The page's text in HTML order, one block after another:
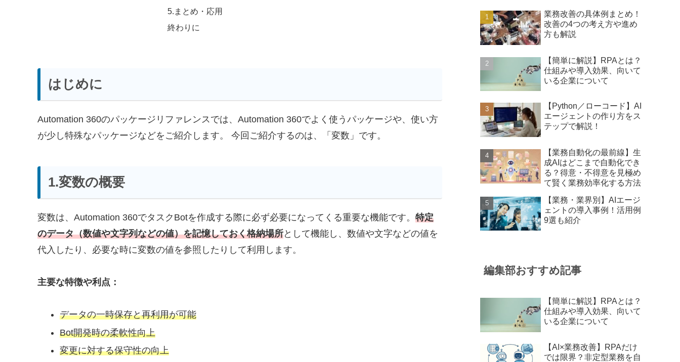
5.まとめ・応用
終わりに
はじめに
Automation 360のパッケージリファレンスでは、Automation 360でよく使うパッケージや、使い方
が少し特殊なパッケージなどをご紹介します。 今回ご紹介するのは、「変数」です。
1.変数の概要
変数は、Automation 360でタスクBotを作成する際に必ず必要になってくる重要な機能です。 特定
のデータ（数値や文字列などの値）を記憶しておく格納場所として機能し、数値や文字などの値を
代入したり、必要な時に変数の値を参照したりして利用します。
主要な特徴や利点：
データの一時保存と再利用が可能
Bot開発時の柔軟性向上
変更に対する保守性の向上
業務改善の具体例まとめ！
改善の4つの考え方や進め
方も解説
【簡単に解説】RPAとは？
仕組みや導入効果、向いて
いる企業について
【Python／ローコード】AI
エージェントの作り方をス
テップで解説！
【業務自動化の最前線】生
成AIはどこまで自動化でき
る？得意・不得意を見極め
て賢く業務効率化する方法
【業務・業界別】AIエージ
ェントの導入事例！活用例
9選も紹介
編集部おすすめ記事
【簡単に解説】RPAとは？
仕組みや導入効果、向いて
いる企業について
【AI×業務改善】RPAだけ
では限界？非定型業務を自